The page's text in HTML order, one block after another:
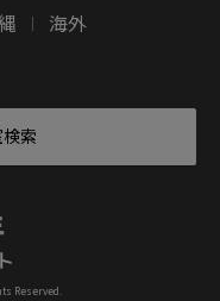
| 海外
索
Reserved.